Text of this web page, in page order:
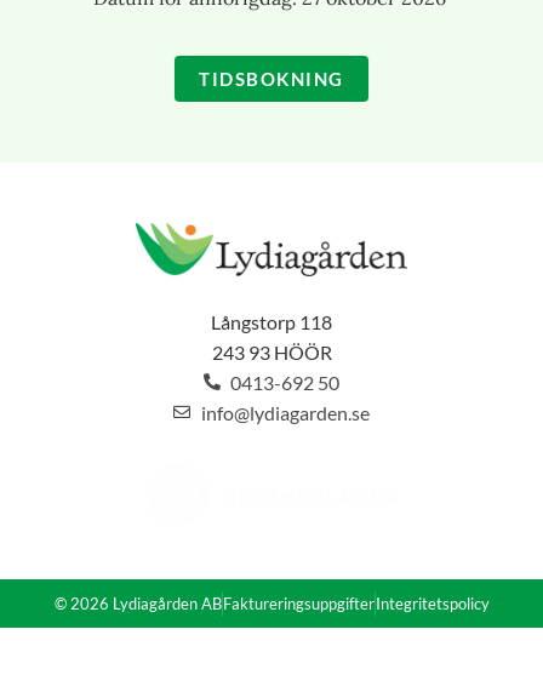
TIDSBOKNING
Långstorp 118
243 93 HÖÖR
0413-692 50
info@lydiagarden.se
© 2026 Lydiagården ABFaktureringsuppgifterIntegritetspolicy